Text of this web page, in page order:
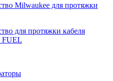
Milwaukee для протяжки
для протяжки кабеля
FUEL